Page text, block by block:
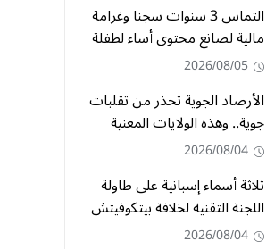
التماس 3 سنوات سجنا وغرامة
مالية لصانع محتوى أساء لطفلة
2026/08/05
الأرصاد الجوية تحذر من تقلبات
جوية.. وهذه الولايات المعنية
2026/08/04
ثلاثة أسماء إسبانية على طاولة
اللجنة التقنية لخلافة بيتكوفيتش
2026/08/04